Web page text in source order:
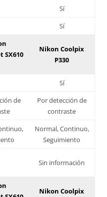
Sí
Sí
SX610
Nikon Coolpix
P330
Sí
de
Por detección de
contraste
Normal, Continuo,
Seguimiento
Sin información
Nikon Coolpix